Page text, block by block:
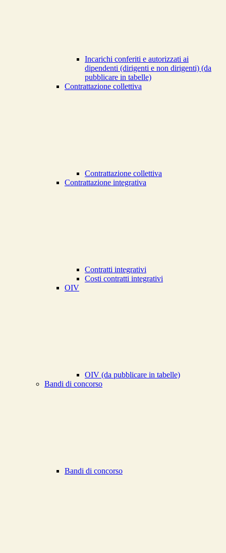
Incarichi conferiti e autorizzati ai
dipendenti (dirigenti e non dirigenti) (da
pubblicare in tabelle)
Contrattazione collettiva
Contrattazione collettiva
Contrattazione integrativa
Contratti integrativi
Costi contratti integrativi
OIV
OIV (da pubblicare in tabelle)
Bandi di concorso
Bandi di concorso